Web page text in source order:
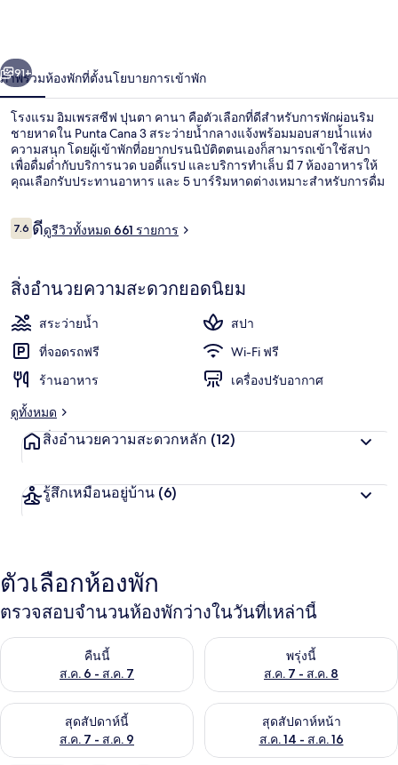
ซีฟ
ปุน
ตา
คานา
า
ถัดไป
91+
ภาพรวมห้องพักที่ตั้งนโยบายการเข้าพัก
โรงแรม อิมเพรสซีฟ ปุนตา คานา คือตัวเลือกที่ดีสำหรับการพักผ่อนริม
ชายหาดใน Punta Cana 3 สระว่ายน้ำกลางแจ้งพร้อมมอบสายน้ำแห่ง
ความสนุก โดยผู้เข้าพักที่อยากปรนนิบัติตตนเองก็สามารถเข้าใช้สปา
เพื่อดื่มด่ำกับบริการนวด บอดี้แรป และบริการทำเล็บ มี 7 ห้องอาหารให้
คุณเลือกรับประทานอาหาร และ 5 บาร์ริมหาดต่างเหมาะสำหรับการดื่ม
นักเดินทางคนอื่นๆ ประทับใจพนักงาน
รีวิว
7.67.6 จาก 10
ดีดูรีวิวทั้งหมด 661 รายการ
สิ่งอำนวยความสะดวกยอดนิยม
สระว่ายน้ำ
สปา
ที่จอดรถฟรี
Wi-Fi ฟรี
ร้านอาหาร
เครื่องปรับอากาศ
ดูทั้งหมด
สิ่งอำนวยความสะดวกหลัก (12)
รู้สึกเหมือนอยู่บ้าน (6)
ตัวเลือกห้องพัก
ตรวจสอบจำนวนห้องพักว่างในวันที่เหล่านี้
คืนนี้
ส.ค. 6 - ส.ค. 7
ตรวจสอบจำนวนห้องพักว่างในคืนนี้ ส.ค. 6 - ส.ค. 7พรุ่งนี้
ส.ค. 7 - ส.ค. 8
ตรวจสอบจำนวนห้องพักว่างใน
สุดสัปดาห์นี้
ส.ค. 7 - ส.ค. 9
ตรวจสอบจำนวนห้องพักว่างในสุดสัปดาห์นี้ ส.ค. 7 - ส.ค. 9
สุดสัปดาห์หน้า
ส.ค. 14 - ส.ค. 16
ตรวจสอบจำนวนห้องพักว่างใน